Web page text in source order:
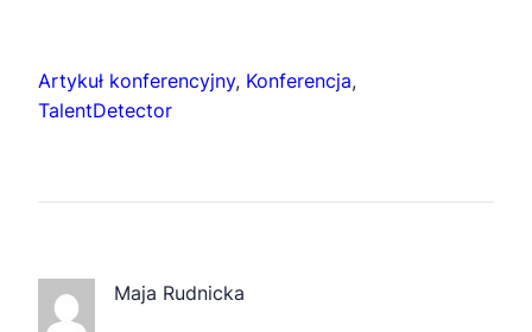
Artykuł konferencyjny, Konferencja
TalentDetector
Maja Rudnicka